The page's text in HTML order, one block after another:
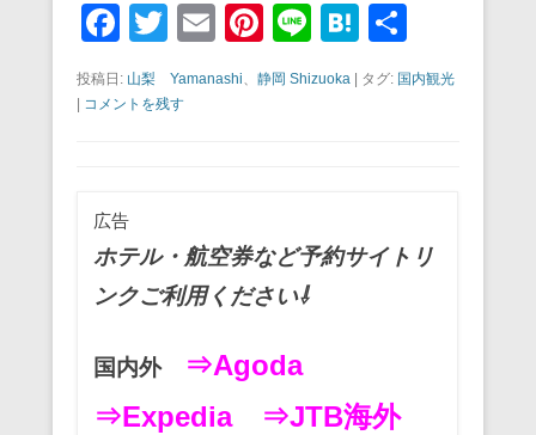
F
a
c
o
o
k
T
wi
tt
E
m
ail
Pi
nt
er
Li
H
at
e
有
投稿日: 山梨 Yamanashi、 静岡 Shizuoka タグ: 国内観光
コメントを残す
広告
ホテル・航空券など予約サイトリ
ンクご利用ください⇩
国内外
⇒Agoda
⇒Expedia
⇒JTB海外